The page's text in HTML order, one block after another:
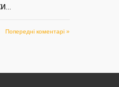
Попередні коментарі »